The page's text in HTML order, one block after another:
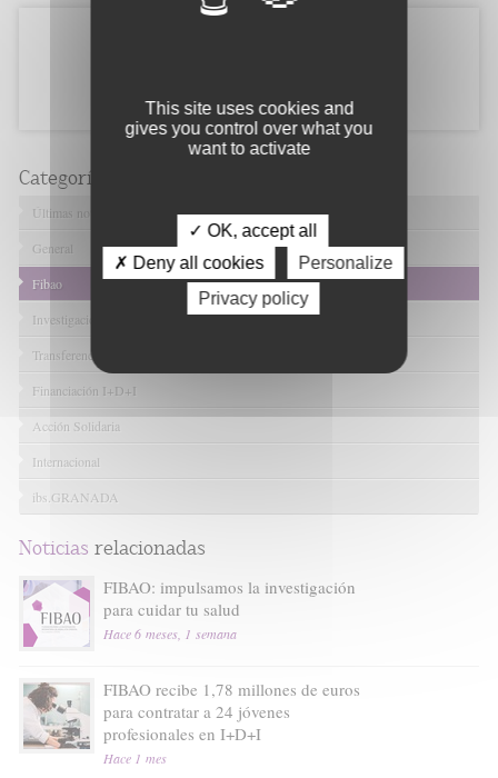
Categorías
Últimas noticias
General
Fibao
Investigación en Salud
Transferencia Tecnológica
Financiación I+D+I
Acción Solidaria
Internacional
ibs.GRANADA
Noticias relacionadas
FIBAO: impulsamos la investigación
para cuidar tu salud
Hace 6 meses, 1 semana
FIBAO recibe 1,78 millones de euros
para contratar a 24 jóvenes
profesionales en I+D+I
Hace 1 mes
This site uses cookies and
gives you control over what you
want to activate
✓ OK, accept all
✗ Deny all cookies
Personalize
Privacy policy